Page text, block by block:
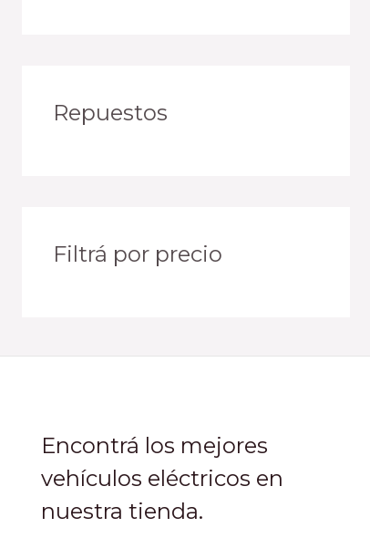
Repuestos
Filtrá por precio
Encontrá los mejores
vehículos eléctricos en
nuestra tienda.